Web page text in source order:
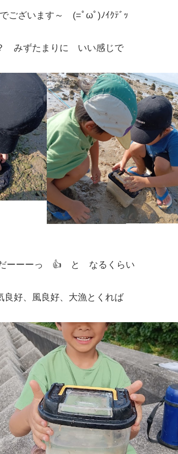
ざいます～ (=ﾟωﾟ)ﾉｲｸﾃﾞｯ
みずたまりに いい感じで
ーーーっ 👍 と なるくらい
好、風良好、大漁とくれば